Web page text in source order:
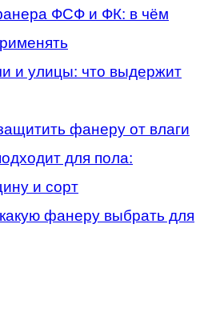
ФСФ и ФК: в чём
и улицы: что выдержит
фанеру от влаги
для пола:
и сорт
фанеру выбрать для